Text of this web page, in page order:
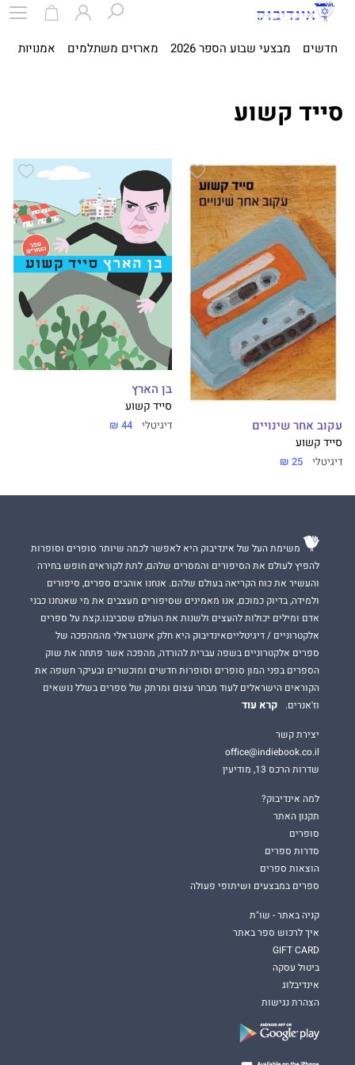
חדשים מבצעי שבוע הספר 2026 מארזים משתלמים אמנויות
סייד קשוע
עקוב אחר שינויים
סייד קשוע
דיגיטלי 25 ₪
בן הארץ
סייד קשוע
דיגיטלי 44 ₪
משימת העל של אינדיבוק היא לאפשר לכמה שיותר סופרים וסופרות
להפיץ לעולם את הסיפורים והמסרים שלהם, לתת לקוראים חופש בחירה
והעשיר את כוח הקריאה בעולם שלהם. אנחנו אוהבים ספרים, סיפורים
ולמידה, בדיוק כמוכם, אנו מאמינים שסיפורים מעצבים את מי שאנחנו כבני
אדם ומילים יכולות להעצים ולשנות את העולם שסביבנו.קצת על ספרים
אלקטרוניים / דיגיטלייםאינדיבוק היא חלק אינטגראלי מהמהפכה של
ספרים אלקטרוניים בשפה עברית להורדה, מהפכה אשר פתחה את שוק
הספרים בפני המון סופרים וסופרות חדשים ומוכשרים ובעיקר חשפה את
הקוראים הישראלים לעוד מבחר עצום ומרתק של ספרים בשלל נושאים
וז'אנרים.
קרא עוד
יצירת קשר
office@indiebook.co.il
שדרות הרכס 13, מודיעין
למה אינדיבוק?
תקנון האתר
סופרים
סדרות ספרים
הוצאות ספרים
ספרים במבצעים ושיתופי פעולה
קניה באתר - שו"ת
איך לרכוש ספר באתר
GIFT CARD
ביטול עסקה
אינדיבלוג
הצהרת נגישות